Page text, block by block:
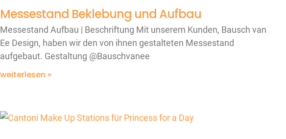
Messestand Beklebung und Aufbau
Messestand Aufbau | Beschriftung Mit unserem Kunden, Bausch van
Ee Design, haben wir den von ihnen gestalteten Messestand
aufgebaut. Gestaltung @Bauschvanee
weiterlesen »